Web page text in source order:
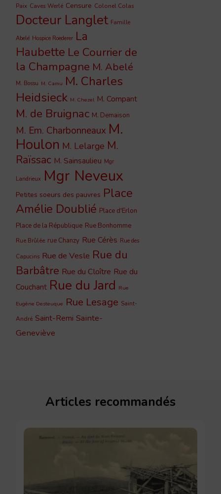
Paix Caves Werlé Censure Colonel Colas
Docteur Langlet Famille
Abelé Hospice Roederer La
Haubette Le Courrier de
la Champagne M. Abelé
M. Bossu M. Camu M. Charles
Heidsieck M. Chezel M. Compant
M. de Bruignac M. Demaison
M. Em. Charbonneaux M.
Houlon M. Lelarge M.
Raïssac M. Sainsaulieu Mgr
Landrieux Mgr Neveux
Petites soeurs des pauvres Place
Amélie Doublié Place d'Erlon
Place de la République Rue Bonhomme
Rue Brûlée rue Chanzy Rue Cérès Rue des
Capucins Rue de Vesle Rue du
Barbâtre Rue du Cloître Rue du
Couchant Rue du Jard Rue
Eugène Desteuque Rue Lesage Saint-
André Saint-Remi Sainte-
Geneviève
Articles recommandés